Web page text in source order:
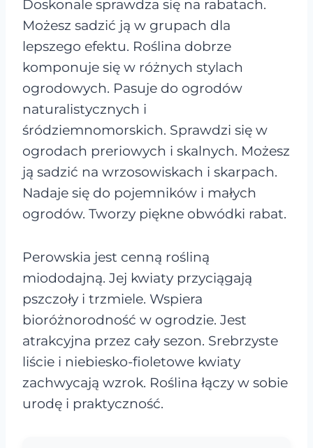
Doskonale sprawdza się na rabatach.
Możesz sadzić ją w grupach dla
lepszego efektu. Roślina dobrze
komponuje się w różnych stylach
ogrodowych. Pasuje do ogrodów
naturalistycznych i
śródziemnomorskich. Sprawdzi się w
ogrodach preriowych i skalnych. Możesz
ją sadzić na wrzosowiskach i skarpach.
Nadaje się do pojemników i małych
ogrodów. Tworzy piękne obwódki rabat.
Perowskia jest cenną rośliną
miododajną. Jej kwiaty przyciągają
pszczoły i trzmiele. Wspiera
bioróżnorodność w ogrodzie. Jest
atrakcyjna przez cały sezon. Srebrzyste
liście i niebiesko-fioletowe kwiaty
zachwycają wzrok. Roślina łączy w sobie
urodę i praktyczność.